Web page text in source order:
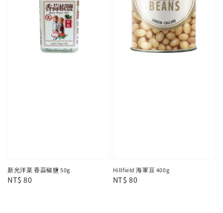
新光洋菜 香蒜椒鹽 50g
Regular
NT$ 80
Hillfield 海軍豆 400g
Regular
NT$ 80